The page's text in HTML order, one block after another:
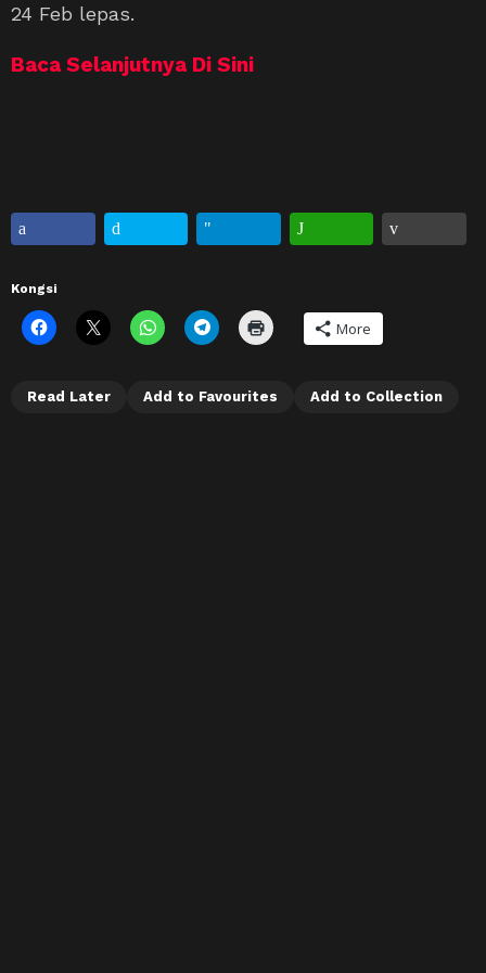
24 Feb lepas.
Baca Selanjutnya Di Sini
Kongsi
More
Read Later Add to Favourites Add to Collection